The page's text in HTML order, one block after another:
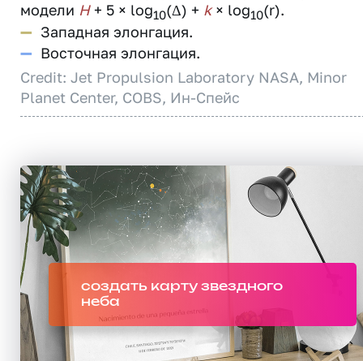
модели H+ 5 × log10(Δ) + k× log10(r).
— Западная элонгация.
— Восточная элонгация.
Credit: Jet Propulsion Laboratory NASA, Minor
Planet Center, COBS, Ин-Спейс
создать карту звездного
неба